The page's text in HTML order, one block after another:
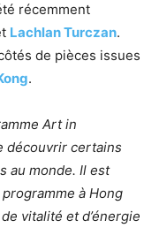
récemment
Lachlan Turczan.
de pièces issues
.
Art in
découvrir certains
au monde. Il est
à Hong
vitalité et d’énergie